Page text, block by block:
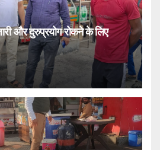
और दुरुप्रयोग रोकने के लिए